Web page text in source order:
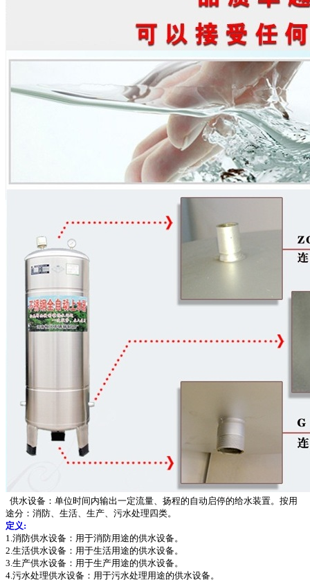
供水设备：单位时间内输出一定流量、扬程的自动启停的给水装置。按用
途分：消防、生活、生产、污水处理四类。
定义:
1.消防供水设备：用于消防用途的供水设备。
2.生活供水设备：用于生活用途的供水设备。
3.生产供水设备：用于生产用途的供水设备。
4.污水处理供水设备：用于污水处理用途的供水设备。